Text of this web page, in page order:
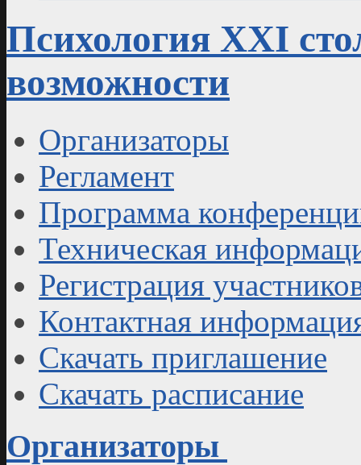
Психология XXI
возможности
Организаторы
Регламент
Программа
Техническая
Регистрация
Контактная
Скачать приглашение
Скачать расписание
Организаторы